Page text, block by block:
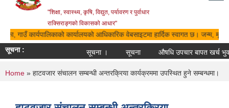
"शिक्षा, स्वास्थ्य, कृषि, विद्युत, पर्यावरण र पुर्वाधार
राक्सिराङ्गको विकासको आधार"
गाउँ कार्यपालिकाको कार्यालयको आधिकारिक वेबसाइटमा हार्दिक स्वागत छ। जन्म,
सूचना :
सूचना । सूचना औषधि उपचार बापत खर्च
You are here
Home » हाटवजार संचालन सम्बन्धी अन्तरक्रिया कार्यक्रममा उपस्थित हुने सम्बन्धमा।